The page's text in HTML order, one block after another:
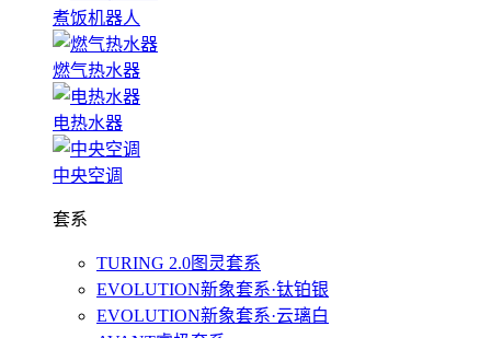
煮饭机器人
燃气热水器
电热水器
中央空调
套系
TURING 2.0图灵套系
EVOLUTION新象套系·钛铂银
EVOLUTION新象套系·云璃白